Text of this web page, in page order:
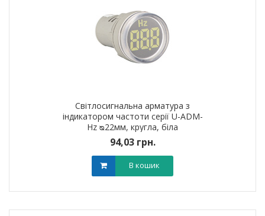
Світлосигнальна арматура з
індикатором частоти серії U-ADM-
Hz ᴓ22мм, кругла, біла
94,03 грн.
В кошик